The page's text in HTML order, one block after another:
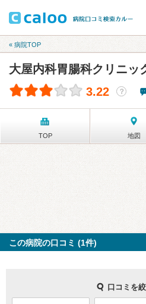
« 病院TOP
大屋内科胃腸科クリニッ
3.22 ？
TOP 地図
この病院の口コミ (1件)
口コミを